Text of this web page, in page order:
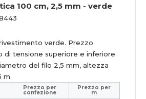
100 cm, 2,5 mm - verde
verde. Prezzo
di tensione superiore e inferiore
del filo 2,5 mm, altezza
m.
Prezzo per
confezione
Prezzo per
m